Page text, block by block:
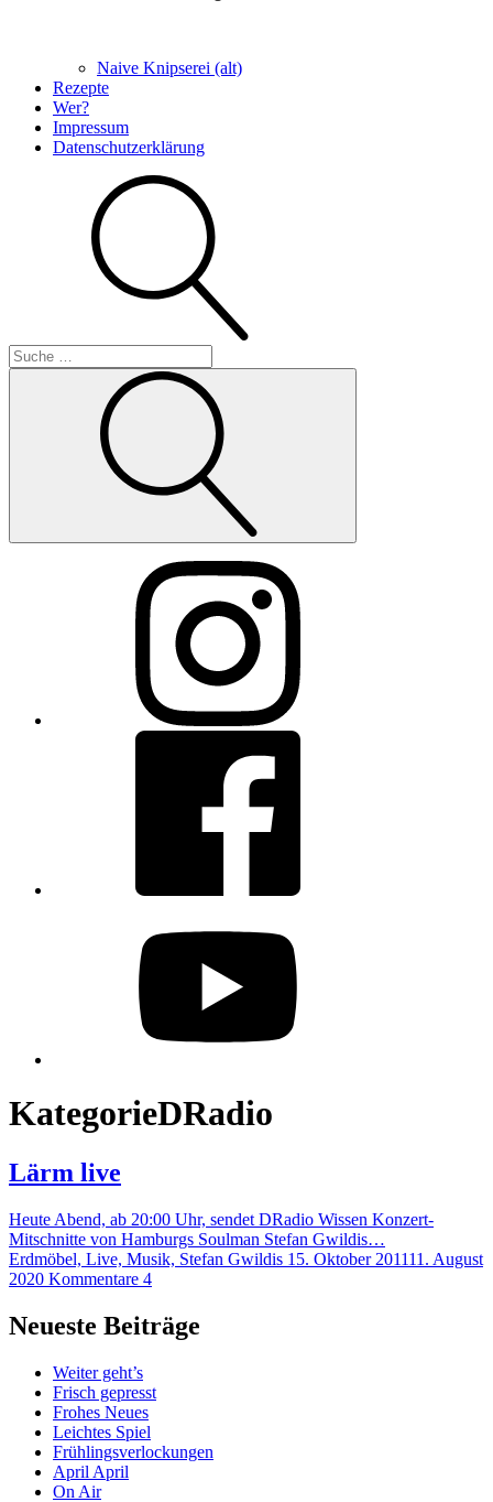
Naive Knipserei (alt)
Rezepte
Wer?
Impressum
Datenschutzerklärung
KategorieDRadio
Lärm live
Heute Abend, ab 20:00 Uhr, sendet DRadio Wissen Konzert-
Mitschnitte von Hamburgs Soulman Stefan Gwildis…
Erdmöbel, Live, Musik, Stefan Gwildis 15. Oktober 201111. August
2020 Kommentare 4
Neueste Beiträge
Weiter geht’s
Frisch gepresst
Frohes Neues
Leichtes Spiel
Frühlingsverlockungen
April April
On Air